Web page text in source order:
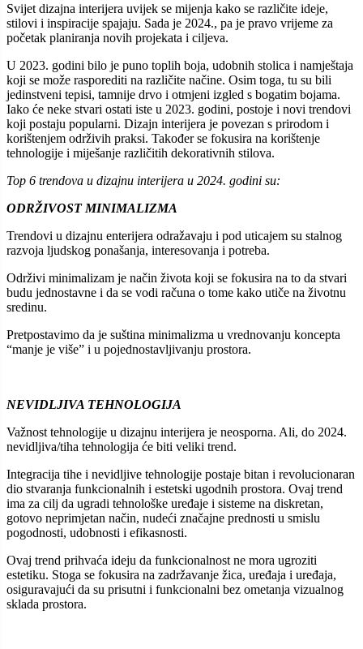
Svijet dizajna interijera uvijek se mijenja kako se različite ideje,
stilovi i inspiracije spajaju. Sada je 2024., pa je pravo vrijeme za
početak planiranja novih projekata i ciljeva.
U 2023. godini bilo je puno toplih boja, udobnih stolica i namještaja
koji se može rasporediti na različite načine. Osim toga, tu su bili
jedinstveni tepisi, tamnije drvo i otmjeni izgled s bogatim bojama.
Iako će neke stvari ostati iste u 2023. godini, postoje i novi trendovi
koji postaju popularni. Dizajn interijera je povezan s prirodom i
korištenjem održivih praksi. Također se fokusira na korištenje
tehnologije i miješanje različitih dekorativnih stilova.
Top 6 trendova u dizajnu interijera u 2024. godini su:
ODRŽIVOST MINIMALIZMA
Trendovi u dizajnu enterijera odražavaju i pod uticajem su stalnog
razvoja ljudskog ponašanja, interesovanja i potreba.
Održivi minimalizam je način života koji se fokusira na to da stvari
budu jednostavne i da se vodi računa o tome kako utiče na životnu
sredinu.
Pretpostavimo da je suština minimalizma u vrednovanju koncepta
“manje je više” i u pojednostavljivanju prostora.
NEVIDLJIVA TEHNOLOGIJA
Važnost tehnologije u dizajnu interijera je neosporna. Ali, do 2024.
nevidljiva/tiha tehnologija će biti veliki trend.
Integracija tihe i nevidljive tehnologije postaje bitan i revolucionaran
dio stvaranja funkcionalnih i estetski ugodnih prostora. Ovaj trend
ima za cilj da ugradi tehnološke uređaje i sisteme na diskretan,
gotovo neprimjetan način, nudeći značajne prednosti u smislu
pogodnosti, udobnosti i efikasnosti.
Ovaj trend prihvaća ideju da funkcionalnost ne mora ugroziti
estetiku. Stoga se fokusira na zadržavanje žica, uređaja i uređaja,
osiguravajući da su prisutni i funkcionalni bez ometanja vizualnog
sklada prostora.